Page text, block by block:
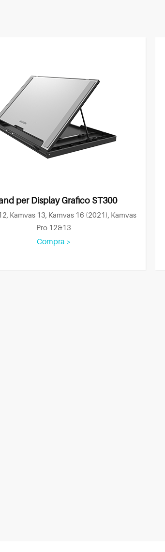
per Display Grafico ST300
Kamvas 13, Kamvas 16 (2021), Kamvas
Pro 12&13
Compra >